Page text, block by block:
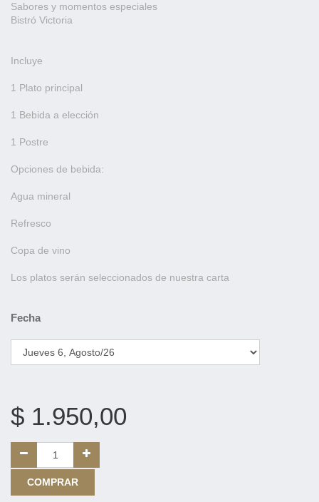
Sabores y momentos especiales
Bistró Victoria
Incluye
1 Plato principal
1 Bebida a elección
1 Postre
Opciones de bebida:
Agua mineral
Refresco
Copa de vino
Los platos serán seleccionados de nuestra carta
Fecha
$ 1.950,00
COMPRAR